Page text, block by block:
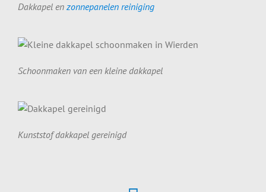
Dakkapel en zonnepanelen reiniging
Schoonmaken van een kleine dakkapel
Kunststof dakkapel gereinigd